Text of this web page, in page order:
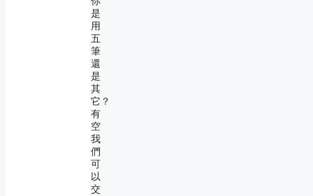
是
用
五
筆
還
是
其
它？
有
空
我
們
可
以
交